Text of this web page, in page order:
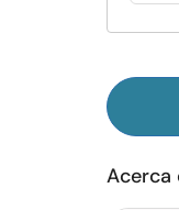
Acerca